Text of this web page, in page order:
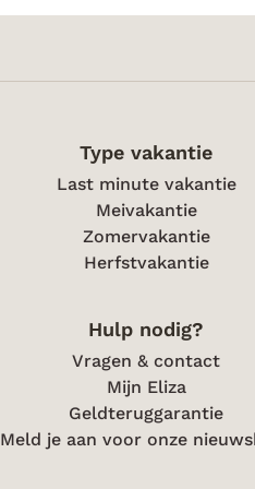
Type vakantie
Last minute vakantie
Meivakantie
Zomervakantie
Herfstvakantie
Hulp nodig?
Vragen & contact
Mijn Eliza
Geldteruggarantie
Meld je aan voor onze